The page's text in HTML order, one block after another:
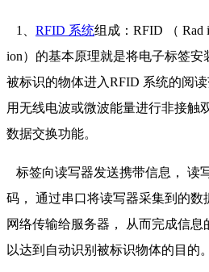
1、 RFID 系统组成：RFID （ Rad
ion）的基本原理就是将电子标签安
被标识的物体进入RFID 系统的阅
用无线电波或微波能量进行非接触
数据交换功能。
标签向读写器发送携带信息， 读
码， 通过串口将读写器采集到的数
网络传输给服务器， 从而完成信息
以达到自动识别被标识物体的目的。